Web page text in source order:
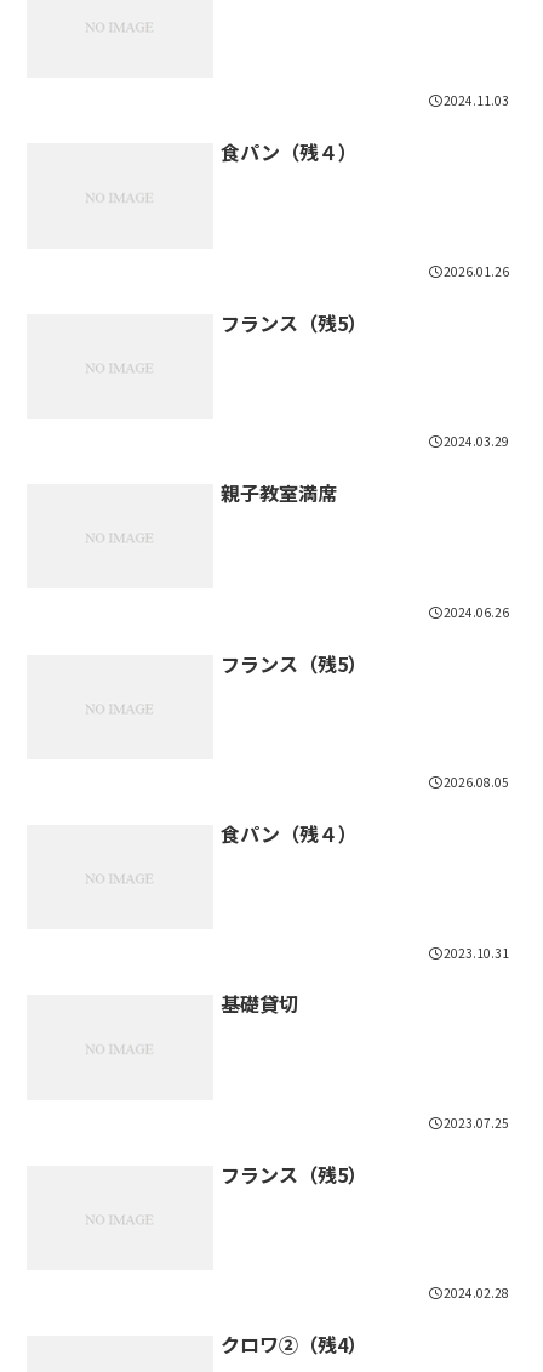
2024.11.03
食パン（残４）
2026.01.26
フランス（残5）
2024.03.29
親子教室満席
2024.06.26
フランス（残5）
2026.08.05
食パン（残４）
2023.10.31
基礎貸切
2023.07.25
フランス（残5）
2024.02.28
クロワ②（残4）